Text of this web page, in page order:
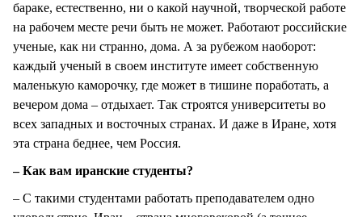
бараке, естественно, ни о какой научной, творческой работе
на рабочем месте речи быть не может. Работают российские
ученые, как ни странно, дома. А за рубежом наоборот:
каждый ученый в своем институте имеет собственную
маленькую каморочку, где может в тишине поработать, а
вечером дома – отдыхает. Так строятся университеты во
всех западных и восточных странах. И даже в Иране, хотя
эта страна беднее, чем Россия.
– Как вам иранские студенты?
– С такими студентами работать преподавателем одно